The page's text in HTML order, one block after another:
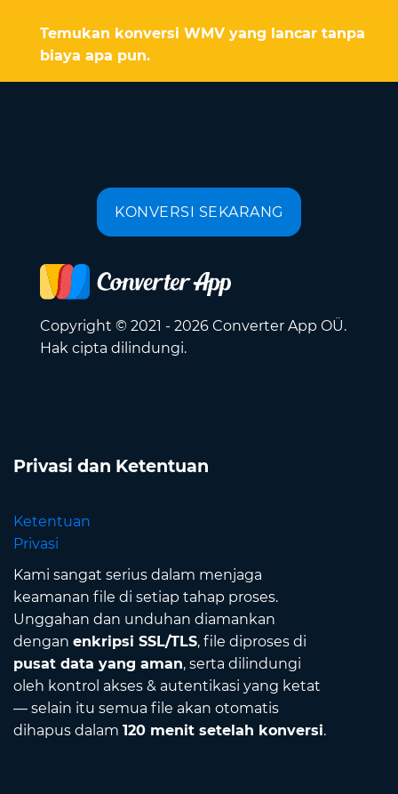
Temukan konversi WMV yang lancar tanpa
biaya apa pun.
KONVERSI SEKARANG
Copyright © 2021 - 2026 Converter App OÜ.
Hak cipta dilindungi.
Privasi dan Ketentuan
Ketentuan
Privasi
Kami sangat serius dalam menjaga
keamanan file di setiap tahap proses.
Unggahan dan unduhan diamankan
dengan enkripsi SSL/TLS, file diproses di
pusat data yang aman, serta dilindungi
oleh kontrol akses & autentikasi yang ketat
— selain itu semua file akan otomatis
dihapus dalam 120 menit setelah konversi.